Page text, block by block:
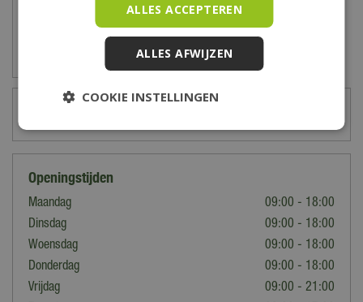
Openingstijden
Maandag
09:00 - 18:00
Dinsdag
09:00 - 18:00
Woensdag
09:00 - 18:00
Donderdag
09:00 - 18:00
Vrijdag
09:00 - 21:00
ALLES ACCEPTEREN
ALLES AFWIJZEN
COOKIE INSTELLINGEN